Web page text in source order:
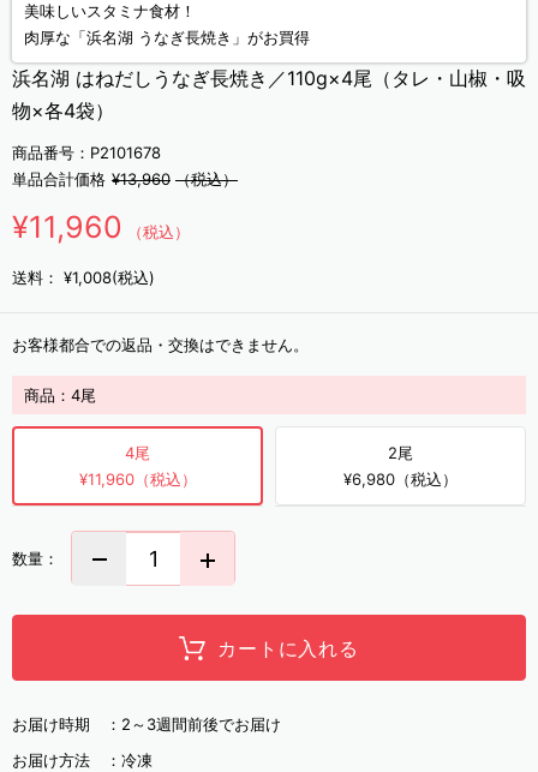
美味しいスタミナ食材！
肉厚な「浜名湖 うなぎ長焼き」がお買得
浜名湖 はねだしうなぎ長焼き／110g×4尾（タレ・山椒・吸
物×各4袋）
商品番号：P2101678
単品合計価格 ¥13,960 （税込）
¥11,960 （税込）
送料： ¥1,008(税込)
お客様都合での返品・交換はできません。
商品： 4尾
4尾
¥11,960（税込）
2尾
¥6,980（税込）
数量：
カートに入れる
お届け時期 ： 2～3週間前後でお届け
お届け方法 ： 冷凍